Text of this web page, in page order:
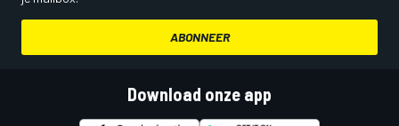
ABONNEER
Download onze app